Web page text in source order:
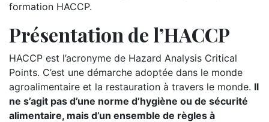
formation HACCP.
Présentation de l’HACCP
HACCP est l’acronyme de Hazard Analysis Critical
Points. C’est une démarche adoptée dans le monde
agroalimentaire et la restauration à travers le monde. Il
ne s’agit pas d’une norme d’hygiène ou de sécurité
alimentaire, mais d’un ensemble de règles à